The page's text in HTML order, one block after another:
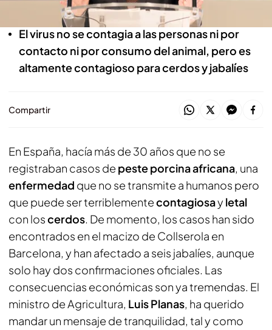
Collserola, en Barcelona
El virus no se contagia a las personas ni por
contacto ni por consumo del animal, pero es
altamente contagioso para cerdos y jabalíes
Compartir
En España, hacía más de 30 años que no se
registraban casos de peste porcina africana, una
enfermedad que no se transmite a humanos pero
que puede ser terriblementecontagiosay letal
con loscerdos. De momento, los casos han sido
encontrados en el macizo de Collserola en
Barcelona, y han afectado a seis jabalíes, aunque
solo hay dos confirmaciones oficiales. Las
consecuencias económicas son ya tremendas. El
ministro de Agricultura, Luis Planas, ha querido
mandar un mensaje de tranquilidad, tal y como